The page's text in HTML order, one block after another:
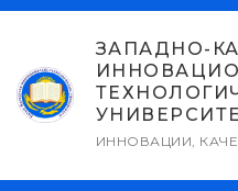
Перейти
содержимому
ЗАПАДНО-
ИННОВАЦИИ,